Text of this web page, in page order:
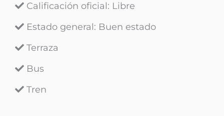
Calificación oficial: Libre
Estado general: Buen estado
Terraza
Bus
Tren